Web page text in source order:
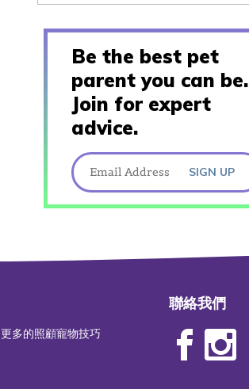
Be the best pet
parent you can be.
Join for expert
advice.
SIGN UP
多的照顧寵物技巧
聯絡我們